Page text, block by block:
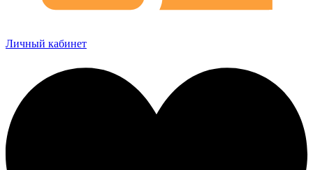
Личный кабинет